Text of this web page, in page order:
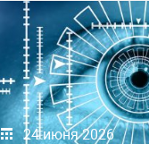
24 июня 2026